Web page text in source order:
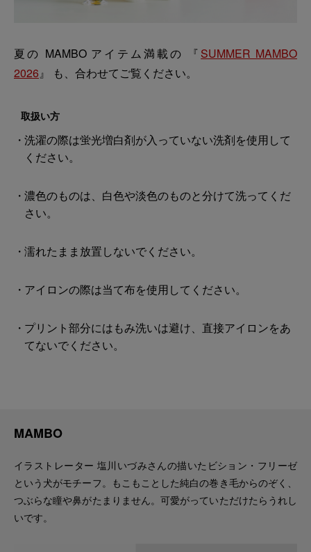
夏の MAMBO アイテム満載の 『 SUMMER MAMBO
2026』 も、合わせてご覧ください。
取扱い方
洗濯の際は蛍光増白剤が入っていない洗剤を使用して
ください。
濃色のものは、白色や淡色のものと分けて洗ってくだ
さい。
濡れたまま放置しないでください。
アイロンの際は当て布を使用してください。
プリント部分にはもみ洗いは避け、直接アイロンをあ
てないでください。
MAMBO
イラストレーター 塩川いづみさんの描いたビション・フリーゼ
という犬がモチーフ。もこもことした純白の巻き毛からのぞく、
つぶらな瞳や鼻がたまりません。可愛がっていただけたらうれし
いです。